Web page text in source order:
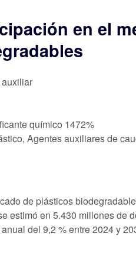
en el
químico 1472%
Agentes auxiliares de
de plásticos
estimó en 5.430 millones de
del 9,2 % entre 2024 y